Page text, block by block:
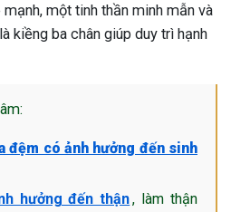
một tinh thần minh mẫn và
kiềng ba chân giúp duy trì hạnh
đệm có ảnh hưởng đến sinh
hưởng đến thận, làm thận